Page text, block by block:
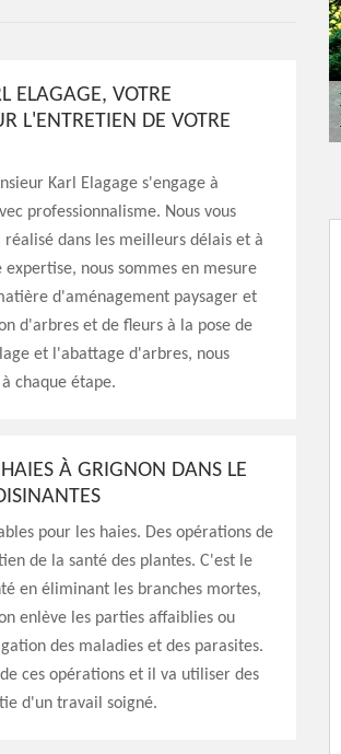
ELAGAGE, VOTRE
L'ENTRETIEN DE VOTRE
Karl Elagage s'engage à
professionnalisme. Nous vous
dans les meilleurs délais et à
nous sommes en mesure
d'aménagement paysager et
d'arbres et de fleurs à la pose de
et l'abattage d'arbres, nous
chaque étape.
À GRIGNON DANS LE
pour les haies. Des opérations de
de la santé des plantes. C'est le
en éliminant les branches mortes,
enlève les parties affaiblies ou
des maladies et des parasites.
ces opérations et il va utiliser des
d'un travail soigné.